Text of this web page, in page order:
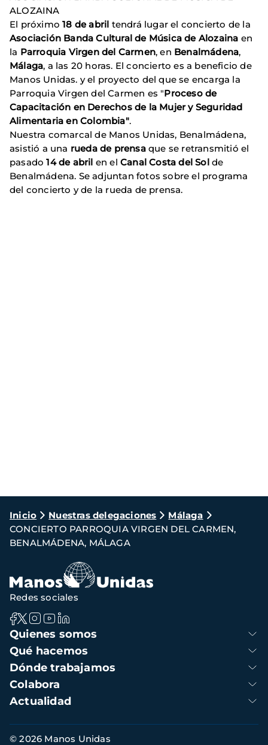
ALOZAINA
El próximo18 de abril tendrá lugar el concierto de la
Asociación Banda Cultural de Música de Alozaina en
la Parroquia Virgen del Carmen, en Benalmádena,
Málaga, a las 20 horas. El concierto es a beneficio de
Manos Unidas. y el proyecto del que se encarga la
Parroquia Virgen del Carmen es "Proceso de
Capacitación en Derechos de la Mujer y Seguridad
Alimentaria en Colombia".
Nuestra comarcal de Manos Unidas, Benalmádena,
asistió a una rueda de prensaque se retransmitió el
pasado 14 de abril en el Canal Costa del Solde
Benalmádena. Se adjuntan fotos sobre el programa
del concierto y de la rueda de prensa.
Ruta
de
navegación
Inicio Nuestras delegaciones
Málaga
CONCIERTO PARROQUIA VIRGEN DEL CARMEN,
BENALMÁDENA, MÁLAGA
Navegación
principal
Quienes somos
Qué hacemos
Dónde trabajamos
Colabora
Actualidad
Redes sociales
Información
© 2026 Manos Unidas